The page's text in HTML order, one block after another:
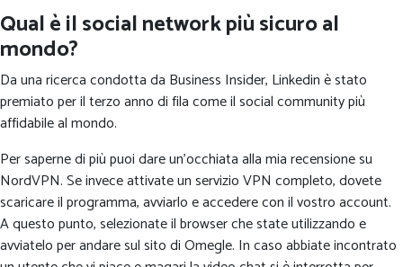
Qual è il social network più sicuro al
mondo?
Da una ricerca condotta da Business Insider, Linkedin è stato
premiato per il terzo anno di fila come il social community più
affidabile al mondo.
Per saperne di più puoi dare un’occhiata alla mia recensione su
NordVPN. Se invece attivate un servizio VPN completo, dovete
scaricare il programma, avviarlo e accedere con il vostro account.
A questo punto, selezionate il browser che state utilizzando e
avviatelo per andare sul sito di Omegle. In caso abbiate incontrato